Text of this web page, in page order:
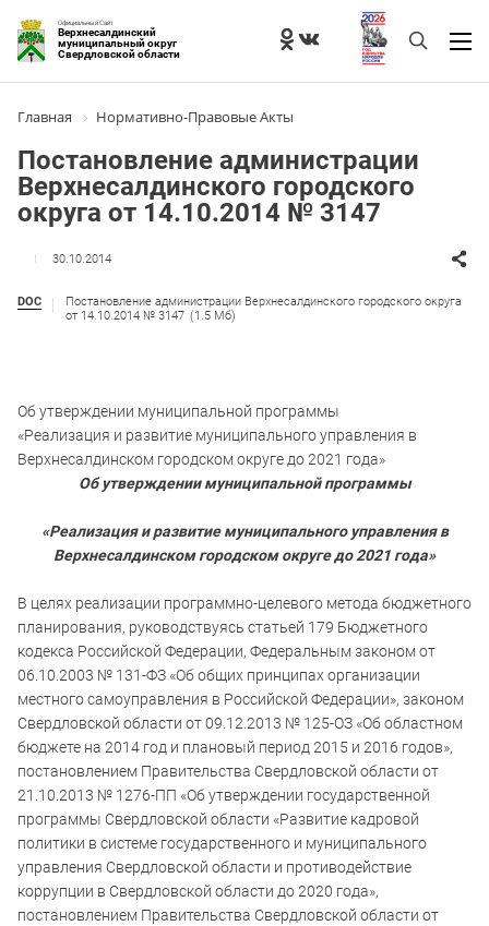
Официальный Сайт
Верхнесалдинский
муниципальный округ
Свердловской области
Главная Нормативно-Правовые Акты
Постановление администрации
Верхнесалдинского городского
округа от 14.10.2014 № 3147
30.10.2014
DOC
Постановление администрации Верхнесалдинского городского округа
от 14.10.2014 № 3147 (1.5 Мб)
Об утверждении муниципальной программы
«Реализация и развитие муниципального управления в
Верхнесалдинском городском округе до 2021 года»
Об утверждении муниципальной программы
«Реализация и развитие муниципального управления в
Верхнесалдинском городском округе до 2021 года»
В целях реализации программно-целевого метода бюджетного
планирования, руководствуясь статьей 179 Бюджетного
кодекса Российской Федерации, Федеральным законом от
06.10.2003 № 131-ФЗ «Об общих принципах организации
местного самоуправления в Российской Федерации», законом
Свердловской области от 09.12.2013 № 125-ОЗ «Об областном
бюджете на 2014 год и плановый период 2015 и 2016 годов»,
постановлением Правительства Свердловской области от
21.10.2013 № 1276-ПП «Об утверждении государственной
программы Свердловской области «Развитие кадровой
политики в системе государственного и муниципального
управления Свердловской области и противодействие
коррупции в Свердловской области до 2020 года»,
постановлением Правительства Свердловской области от